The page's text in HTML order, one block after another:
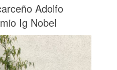
Adolfo
Ig Nobel